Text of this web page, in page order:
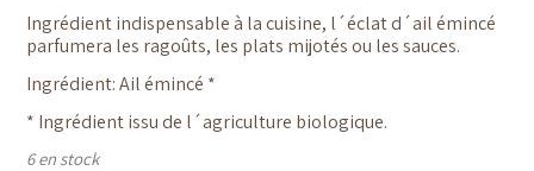
Ingrédient indispensable à la cuisine, l´éclat d´ail émincé
parfumera les ragoûts, les plats mijotés ou les sauces.
Ingrédient: Ail émincé *
* Ingrédient issu de l´agriculture biologique.
6 en stock